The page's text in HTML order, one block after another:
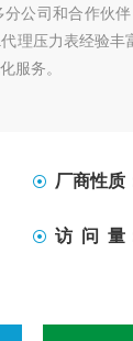
公司和合作伙
理压力表经验丰
服务。
厂商性质
访 问 量